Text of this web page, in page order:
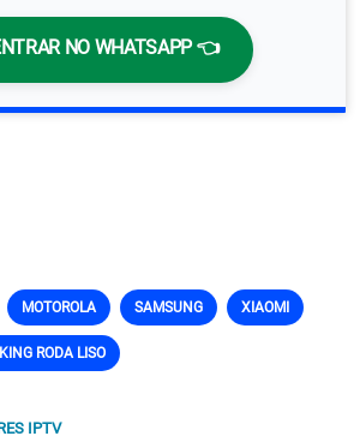
NO WHATSAPP 👈
MOTOROLA SAMSUNG XIAOMI
RODA LISO
IPTV